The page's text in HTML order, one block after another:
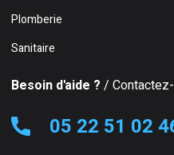
Plomberie
Sanitaire
Besoin d'aide ? /
05 22 51 02